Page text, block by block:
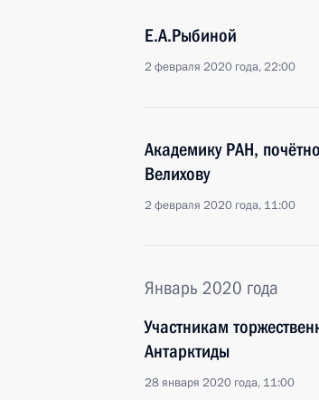
Е.А.Рыбиной
2 февраля 2020 года, 22:00
Академику РАН,
Велихову
2 февраля 2020 года, 11:00
Январь 2020 года
Участникам
Антарктиды
28 января 2020 года, 11:00